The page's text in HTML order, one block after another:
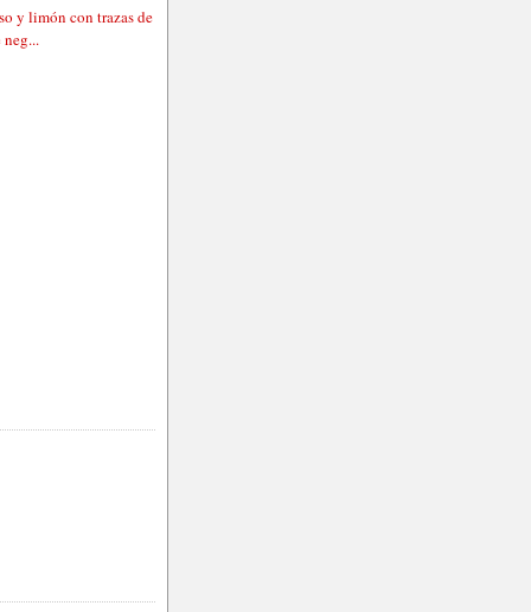
y limón con trazas de